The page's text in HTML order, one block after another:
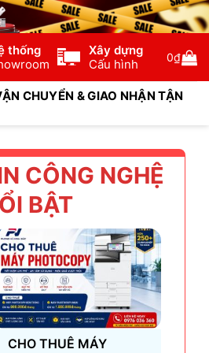
thống
Xây dựng
Cấu hình
0₫
CHUYỂN & GIAO NHẬN TẬN
CÔNG NGHỆ
BẬT
CHO THUÊ MÁY